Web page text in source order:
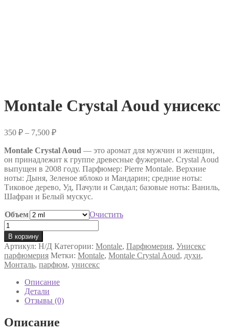
Montale Crystal Aoud унисекс
350 ₽ – 7,500 ₽Диапазон
350 ₽
–
7,500 ₽
Montale Crystal Aoud — это аромат для мужчин и женщин,
он принадлежит к группе древесные фужерные. Crystal Aoud
выпущен в 2008 году. Парфюмер: Pierre Montale. Верхние
ноты: Дыня, Зеленое яблоко и Мандарин; средние ноты:
Тиковое дерево, Уд, Пачули и Сандал; базовые ноты: Ваниль,
Шафран и Белый мускус.
Объем
Очистить
Количество
товара
Montale
Crystal
Aoud
унисекс
В корзину
Артикул: Н/Д Категории: Montale, Парфюмерия, Унисекс
парфюмерия Метки: Montale, Montale Crystal Aoud, духи,
Монталь, парфюм, унисекс
Описание
Детали
Отзывы (0)
Описание